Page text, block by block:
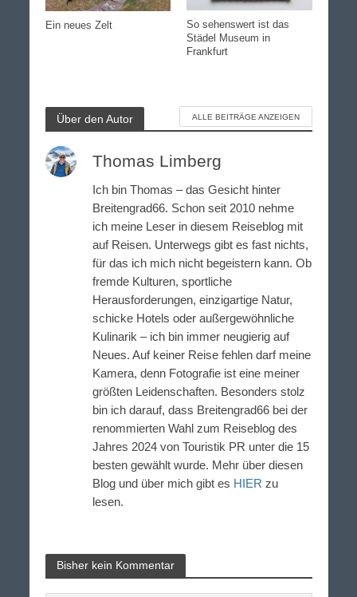
Ein neues Zelt
So sehenswert ist das
Städel Museum in
Frankfurt
Über den Autor ALLE BEITRÄGE ANZEIGEN
Thomas Limberg
Ich bin Thomas – das Gesicht hinter
Breitengrad66. Schon seit 2010 nehme
ich meine Leser in diesem Reiseblog mit
auf Reisen. Unterwegs gibt es fast nichts,
für das ich mich nicht begeistern kann. Ob
fremde Kulturen, sportliche
Herausforderungen, einzigartige Natur,
schicke Hotels oder außergewöhnliche
Kulinarik – ich bin immer neugierig auf
Neues. Auf keiner Reise fehlen darf meine
Kamera, denn Fotografie ist eine meiner
größten Leidenschaften. Besonders stolz
bin ich darauf, dass Breitengrad66 bei der
renommierten Wahl zum Reiseblog des
Jahres 2024 von Touristik PR unter die 15
besten gewählt wurde. Mehr über diesen
Blog und über mich gibt es HIER zu
lesen.
Bisher kein Kommentar